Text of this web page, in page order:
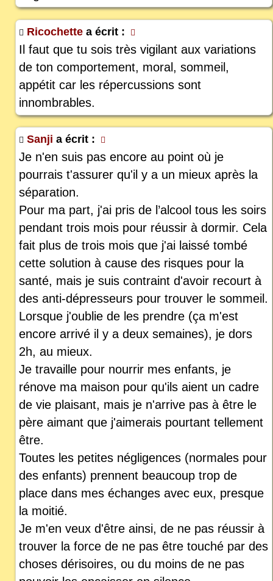
Ricochette a écrit :
Il faut que tu sois très vigilant aux variations
de ton comportement, moral, sommeil,
appétit car les répercussions sont
innombrables.
Sanji a écrit :
Je n'en suis pas encore au point où je
pourrais t'assurer qu'il y a un mieux après la
séparation.
Pour ma part, j'ai pris de l’alcool tous les soirs
pendant trois mois pour réussir à dormir. Cela
fait plus de trois mois que j'ai laissé tombé
cette solution à cause des risques pour la
santé, mais je suis contraint d'avoir recourt à
des anti-dépresseurs pour trouver le sommeil.
Lorsque j'oublie de les prendre (ça m'est
encore arrivé il y a deux semaines), je dors
2h, au mieux.
Je travaille pour nourrir mes enfants, je
rénove ma maison pour qu'ils aient un cadre
de vie plaisant, mais je n'arrive pas à être le
père aimant que j'aimerais pourtant tellement
être.
Toutes les petites négligences (normales pour
des enfants) prennent beaucoup trop de
place dans mes échanges avec eux, presque
la moitié.
Je m'en veux d'être ainsi, de ne pas réussir à
trouver la force de ne pas être touché par des
choses dérisoires, ou du moins de ne pas